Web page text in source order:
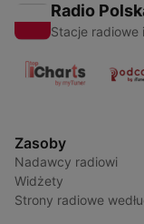
Radio
Stacje radiowe
Zasoby
Nadawcy radiowi
Widżety
Strony radiowe